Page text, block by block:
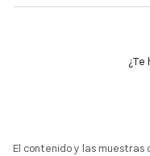
¿Te
El contenido y las